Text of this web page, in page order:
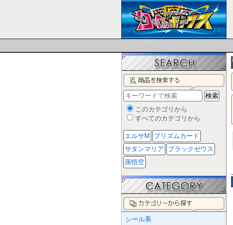
このカテゴリから
すべてのカテゴリから
エルサM
プリズムカード
サタンマリア
ブラックゼウス
孫悟空
シール系